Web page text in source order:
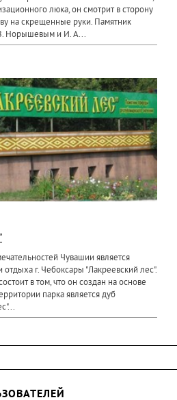
люка, он смотрит в сторону
на скрещенные руки. Памятник
В. Норышевым и И. А...
Чувашии является
г. Чебоксары "Лакреевский лес".
в том, что он создан на основе
парка является дуб